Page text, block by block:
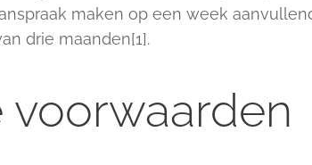
maken op een week
drie maanden[1].